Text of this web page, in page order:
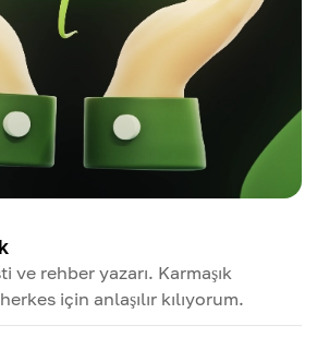
ve rehber yazarı. Karmaşık
için anlaşılır kılıyorum.